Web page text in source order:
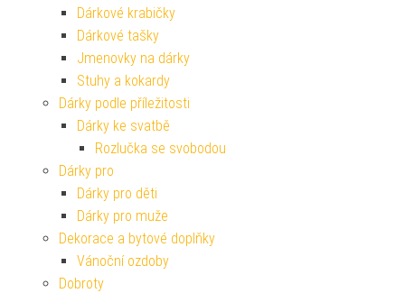
Dárkové krabičky
Dárkové tašky
Jmenovky na dárky
Stuhy a kokardy
Dárky podle příležitosti
Dárky ke svatbě
Rozlučka se svobodou
Dárky pro
Dárky pro děti
Dárky pro muže
Dekorace a bytové doplňky
Vánoční ozdoby
Dobroty